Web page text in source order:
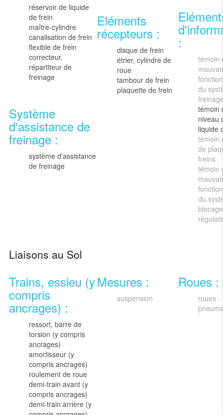
réservoir de liquide
de frein
maître-cylindre
canalisation de frein
flexible de frein
correcteur,
répartiteur de
freinage
Système
d'assistance de
freinage :
système d'assistance
de freinage
Eléments
récepteurs :
disque de frein
étrier, cylindre de
roue
tambour de frein
plaquette de frein
:
témoin
du
témoin
niveau
liquide
témoin
de
freins
témoin
du
Liaisons au Sol
Trains, essieu (y
compris
ancrages) :
ressort, barre de
torsion (y compris
ancrages)
amortisseur (y
compris ancrages)
roulement de roue
demi-train avant (y
compris ancrages)
demi-train arrière (y
Mesures :
suspension
Roues :
roues -